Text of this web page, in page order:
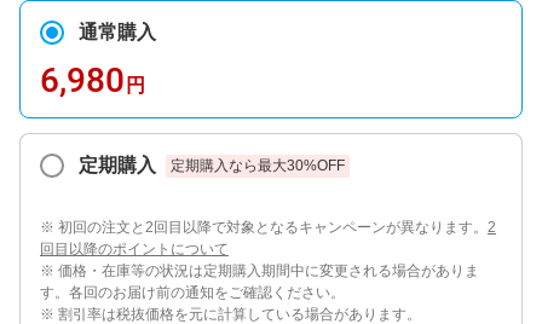
通常購入
6,980 円
定期購入 定期購入なら最大30%OFF
※ 初回の注文と2回目以降で対象となるキャンペーンが異なります。 2
回目以降のポイントについて
※ 価格・在庫等の状況は定期購入期間中に変更される場合がありま
す。各回のお届け前の通知をご確認ください。
※ 割引率は税抜価格を元に計算している場合があります。